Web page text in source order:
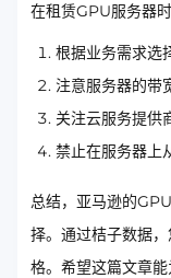
在租赁GPU服务器
根据业务需求选
注意服务器的带
关注云服务提供
禁止在服务器上
总结，亚马逊的
择。通过桔子数据
格。希望这篇文章